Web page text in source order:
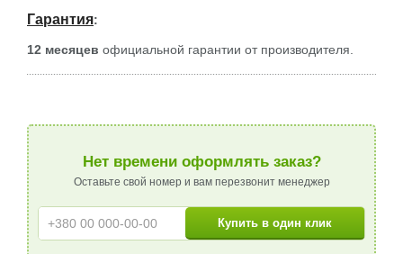
Гарантия:
12 месяцев официальной гарантии от производителя.
Нет времени оформлять заказ?
Оставьте свой номер и вам перезвонит менеджер